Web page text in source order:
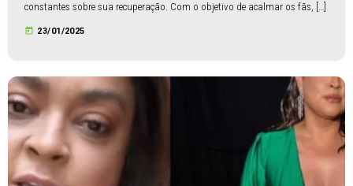
constantes sobre sua recuperação. Com o objetivo de acalmar os fãs, […]
today 23/01/2025